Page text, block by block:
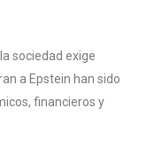
sociedad exige
a Epstein han sido
financieros y